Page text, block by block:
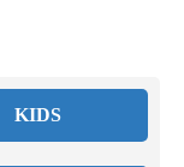
KIDS